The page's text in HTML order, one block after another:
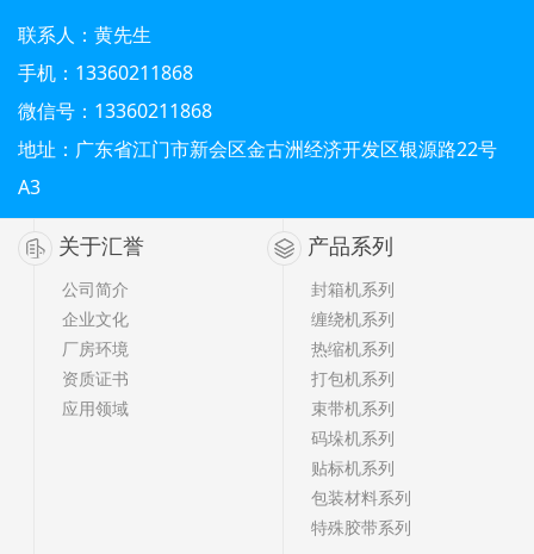
关于汇誉
公司简介
企业文化
厂房环境
资质证书
应用领域
产品系列
封箱机系列
缠绕机系列
热缩机系列
打包机系列
束带机系列
码垛机系列
贴标机系列
包装材料系列
特殊胶带系列
联系人：黄先生
手机：13360211868
微信号：13360211868
地址：广东省江门市新会区金古洲经济开发区银源路22号
A3